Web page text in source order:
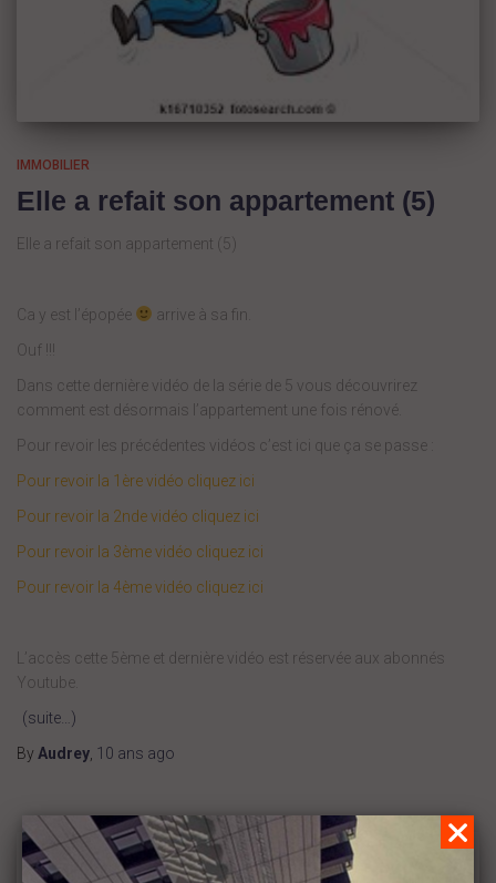
IMMOBILIER
Elle a refait son appartement (5)
Elle a refait son appartement (5)
Ca y est l’épopée
arrive à sa fin.
Ouf !!!
Dans cette dernière vidéo de la série de 5 vous découvrirez
comment est désormais l’appartement une fois rénové.
Pour revoir les précédentes vidéos c’est ici que ça se passe :
Pour revoir la 1ère vidéo cliquez ici
Pour revoir la 2nde vidéo cliquez ici
Pour revoir la 3ème vidéo cliquez ici
Pour revoir la 4ème vidéo cliquez ici
L’accès cette 5ème et dernière vidéo est réservée aux abonnés
Youtube.
(suite…)
By Audrey 10 ans ago